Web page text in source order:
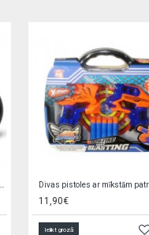
9,90€
Ielikt grozā